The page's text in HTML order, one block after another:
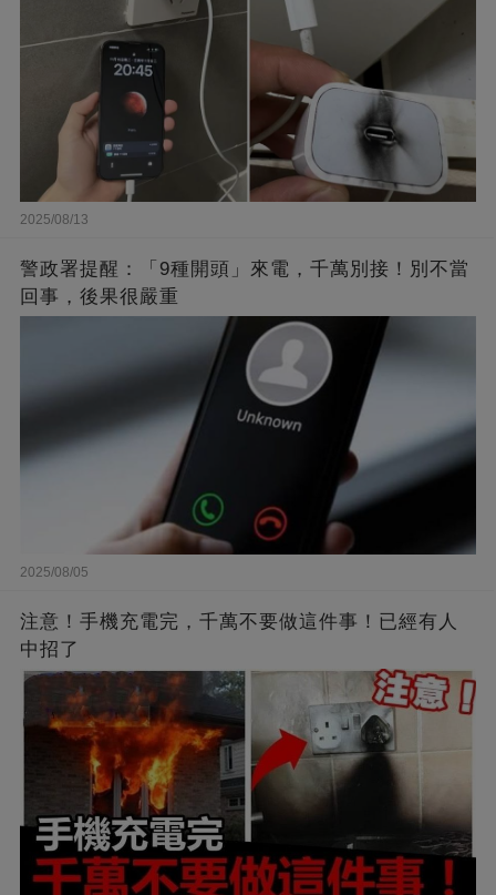
2025/08/13
警政署提醒：「9種開頭」來電，千萬別接！別不當
回事，後果很嚴重
2025/08/05
注意！手機充電完，千萬不要做這件事！已經有人
中招了